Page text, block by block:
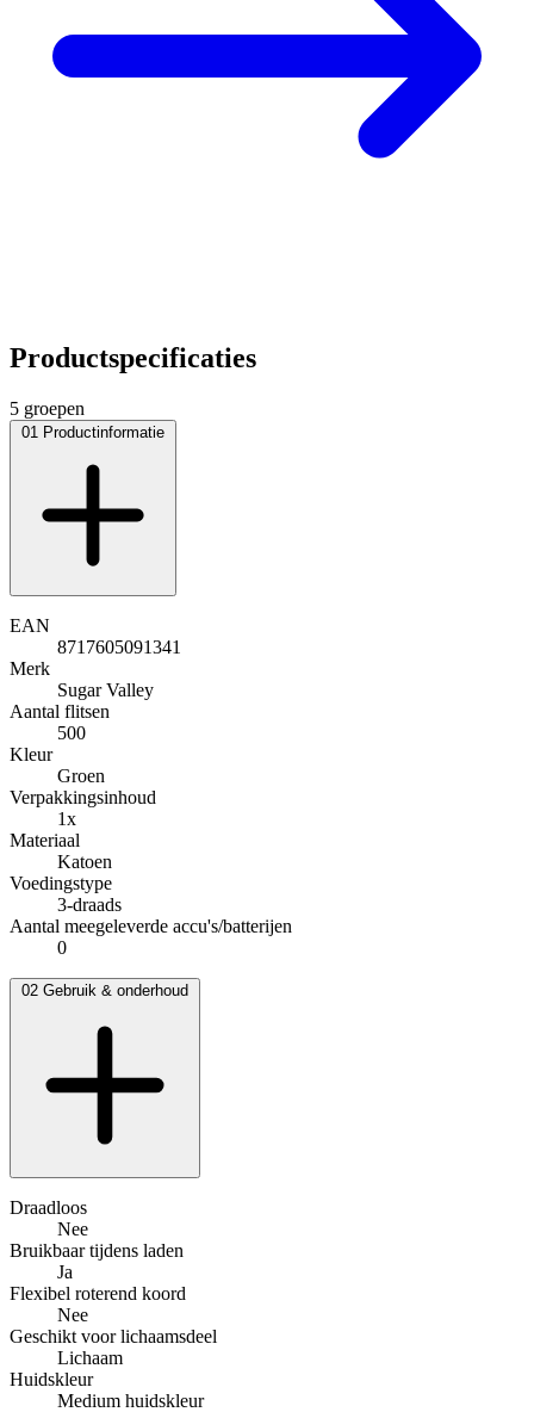
Productspecificaties
5 groepen
01 Productinformatie
EAN
8717605091341
Merk
Sugar Valley
Aantal flitsen
500
Kleur
Groen
Verpakkingsinhoud
1x
Materiaal
Katoen
Voedingstype
3-draads
Aantal meegeleverde accu's/batterijen
0
02 Gebruik & onderhoud
Draadloos
Nee
Bruikbaar tijdens laden
Ja
Flexibel roterend koord
Nee
Geschikt voor lichaamsdeel
Lichaam
Huidskleur
Medium huidskleur